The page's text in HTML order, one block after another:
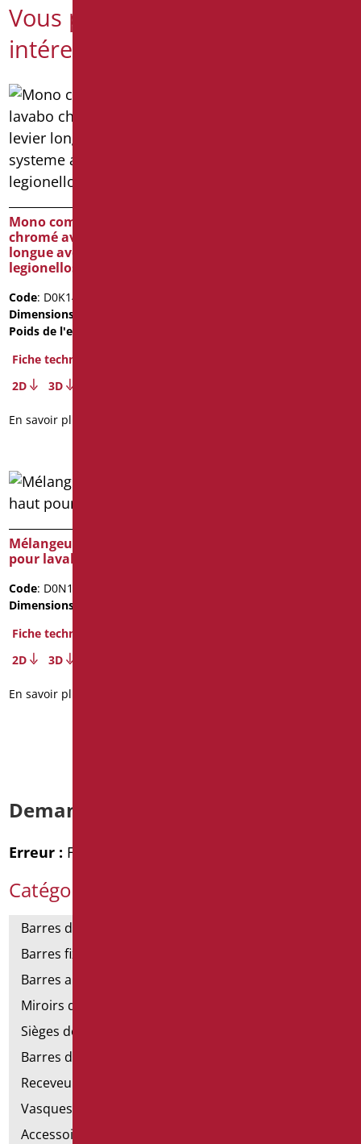
Catégories de produits
Barres de support
Barres fixes et rabattables
Barres angulaires pour douches et baignoires
Miroirs de salle de bains
Sièges de douche et de baignoire
Barres de douche
Receveurs et cabines de douche
Vasques
Accessoires pour lavabo
Vous pourriez également être
intéressé par
Mono commande lavabo
chromé avec levier
longue avec systeme anti
legionellose
Code: D0K14A/99
Dimensions
Poids de l'emballage
Fiche technique
2D
3D
En savoir plus
Mélangeur chromé haut
pour lavabo
Code: D0N11L/99
Dimensions
Fiche technique
2D
3D
En savoir plus
Demande d’informations
Erreur : Formulaire de contact non trouvé !